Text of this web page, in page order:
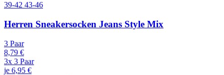
39-42 43-46
Herren Sneakersocken Jeans Style Mix
3 Paar
8,79 €
3x 3 Paar
je 6,95 €